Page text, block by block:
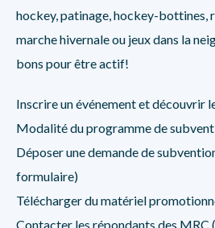
hockey, patinage, hockey-bottines,
marche hivernale ou jeux dans la
bons pour être actif!
Inscrire un événement et découvrir
Modalité du programme de
Déposer une demande de
formulaire)
Télécharger du matériel
Contacter les répondants des MRC